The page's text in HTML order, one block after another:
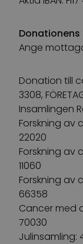
Donationens
Ange
Donation till
3308,
Insamlingen
Forskning av
22020
Forskning av
11060
Forskning av
66358
Cancer med
70030
Julinsamling: